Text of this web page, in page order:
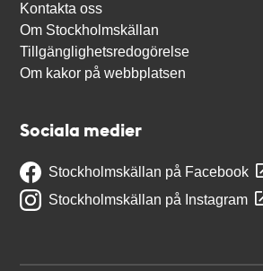
Kontakta oss
Om Stockholmskällan
Tillgänglighetsredogörelse
Om kakor på webbplatsen
Sociala medier
Stockholmskällan på Facebook
Stockholmskällan på Instagram